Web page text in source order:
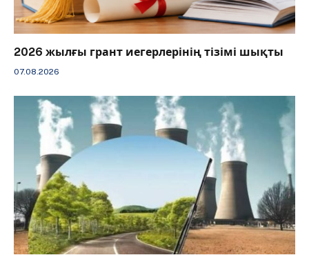
2026 жылғы грант иегерлерінің тізімі шықты
07.08.2026